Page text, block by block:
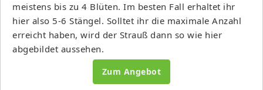
meistens bis zu 4 Blüten. Im besten Fall erhaltet ihr
hier also 5-6 Stängel. Solltet ihr die maximale Anzahl
erreicht haben, wird der Strauß dann so wie hier
abgebildet aussehen.
Zum Angebot